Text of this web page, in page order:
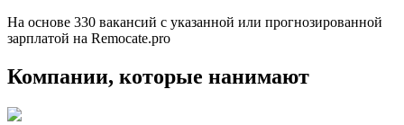
На основе 330 вакансий с указанной или прогнозированной
зарплатой на Remocate.pro
Компании, которые нанимают